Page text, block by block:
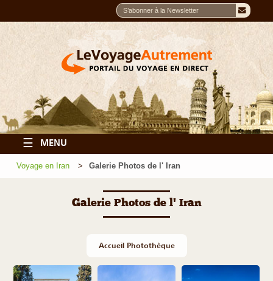
☰ MENU
Voyage en Iran Galerie Photos de l' Iran
Galerie Photos de l' Iran
Accueil Photothèque